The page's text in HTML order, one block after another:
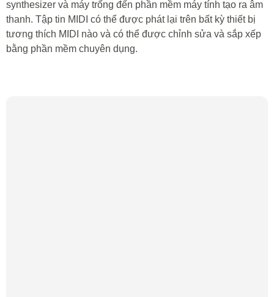
synthesizer và máy trống đến phần mềm máy tính tạo ra âm
thanh. Tập tin MIDI có thể được phát lại trên bất kỳ thiết bị
tương thích MIDI nào và có thể được chỉnh sửa và sắp xếp
bằng phần mềm chuyên dụng.